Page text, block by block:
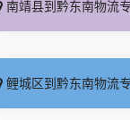
南靖县到黔东南物流专线_快速响应「物流拼车」
鲤城区到黔东南物流专线_急你所需「市县派送」